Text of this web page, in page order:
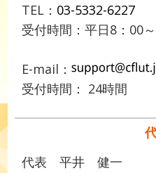
TEL： 03-5332-6227
受付時間：平日8：00
E-mail：
受付時間： 24時間
代表 平井 健一